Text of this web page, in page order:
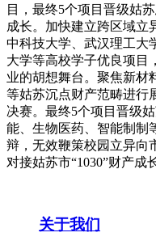
目，最终5个项目晋级姑
成长。加快建立跨区域立
中科技大学、武汉理工大
大学等高校学子优良项目
业的胡想舞台。聚焦新材
等姑苏沉点财产范畴进行
决赛。最终5个项目晋级
能、生物医药、智能制制
辩，无效鞭策校园立异向
对接姑苏市“1030”财产成
关于我们